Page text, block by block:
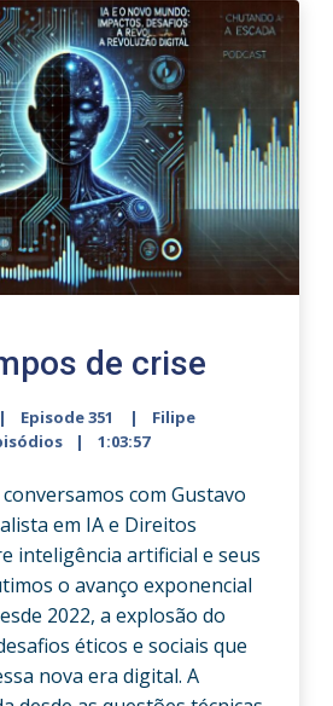
de crise
Episode 351
Filipe
1:03:57
com Gustavo
em IA e Direitos
inteligência artificial e seus
o avanço exponencial
2022, a explosão do
éticos e sociais que
nova era digital. A